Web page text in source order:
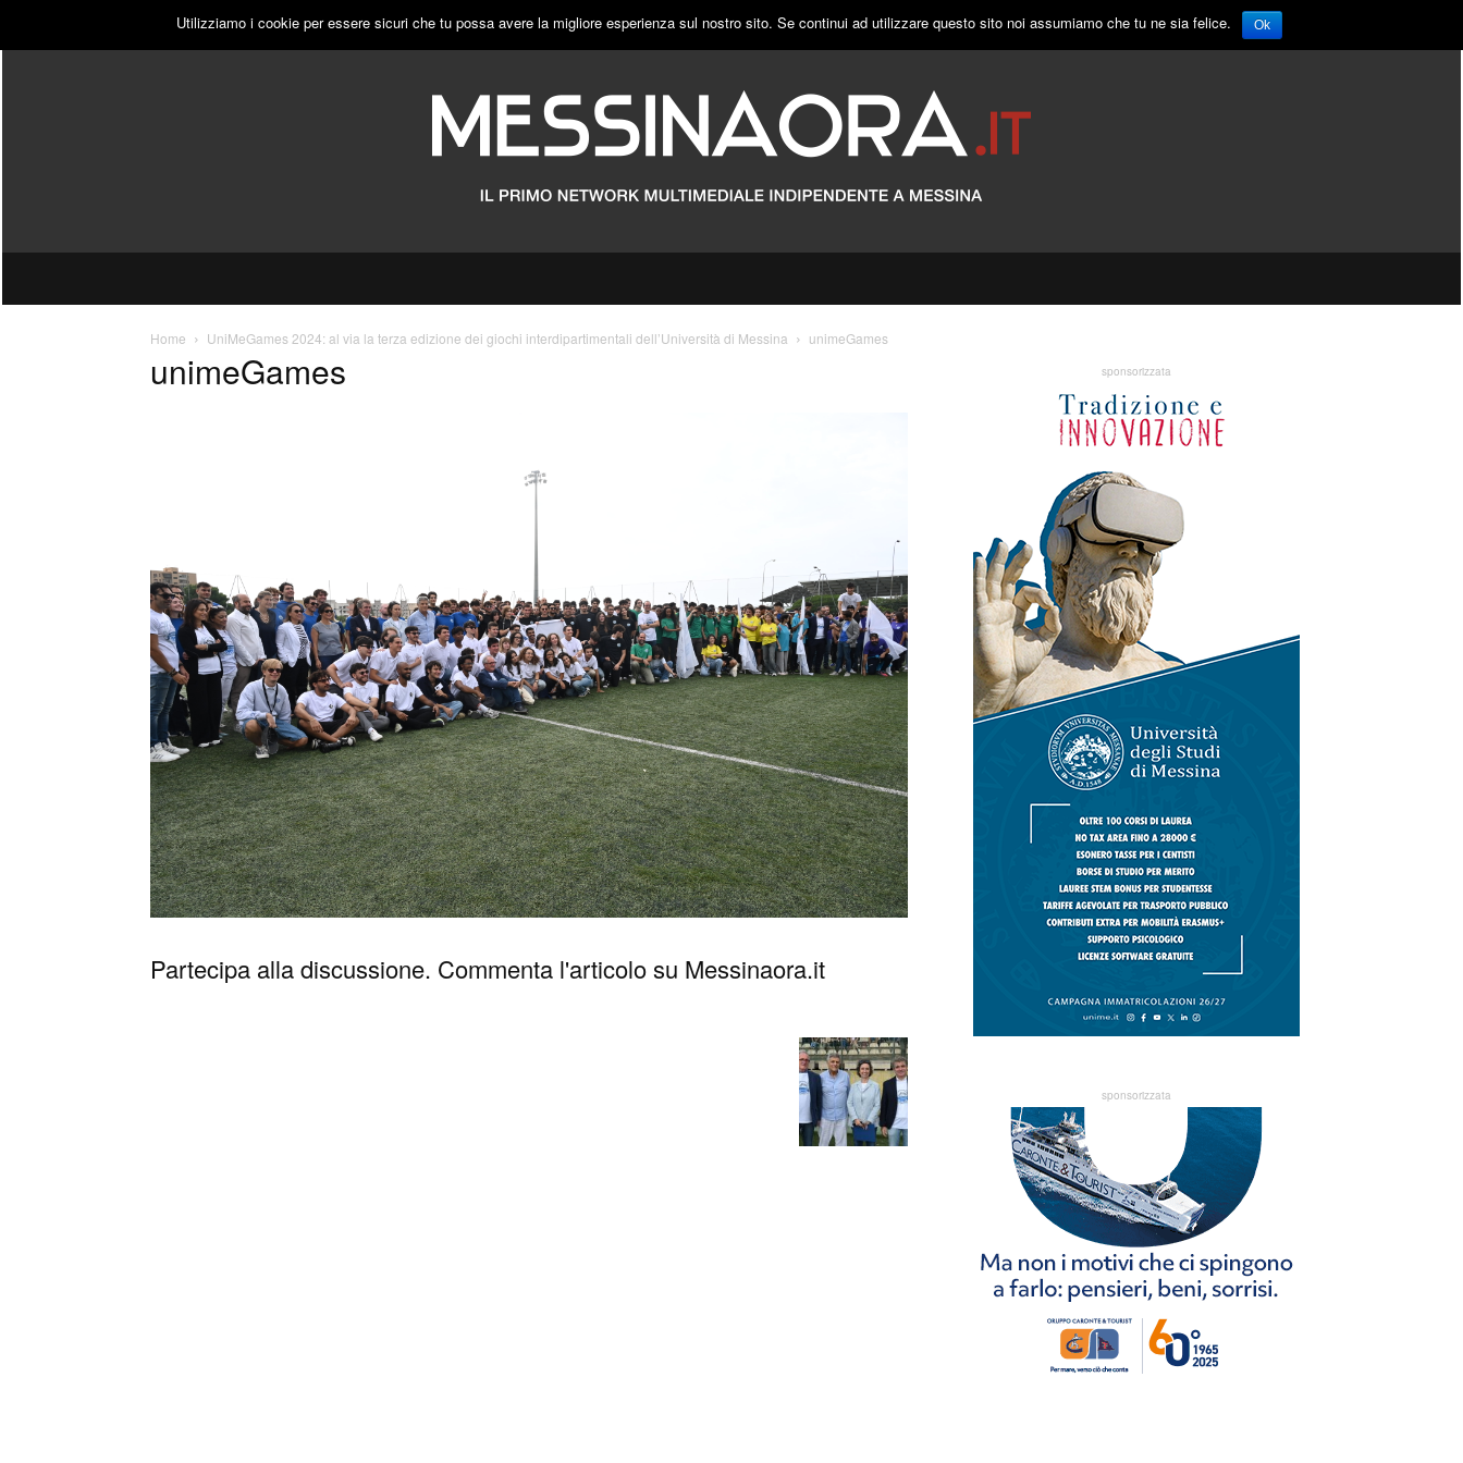
DOMENICA, 9 AGOSTO 2026 PUBBLICITÀ
Home UniMeGames 2024: al via la terza edizione dei giochi interdipartimentali dell’Università di Messina unimeGames
unimeGames
Partecipa alla discussione. Commenta l'articolo su Messinaora.it
sponsorizzata
sponsorizzata
Utilizziamo i cookie per essere sicuri che tu possa avere la migliore esperienza sul nostro sito. Se continui ad utilizzare questo sito noi assumiamo che tu ne sia felice. Ok